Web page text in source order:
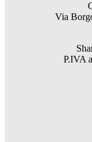
Via
P.IVA